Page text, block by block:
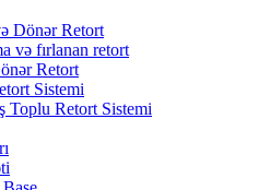
Dönər Retort
və fırlanan retort
Retort
Sistemi
Toplu Retort Sistemi